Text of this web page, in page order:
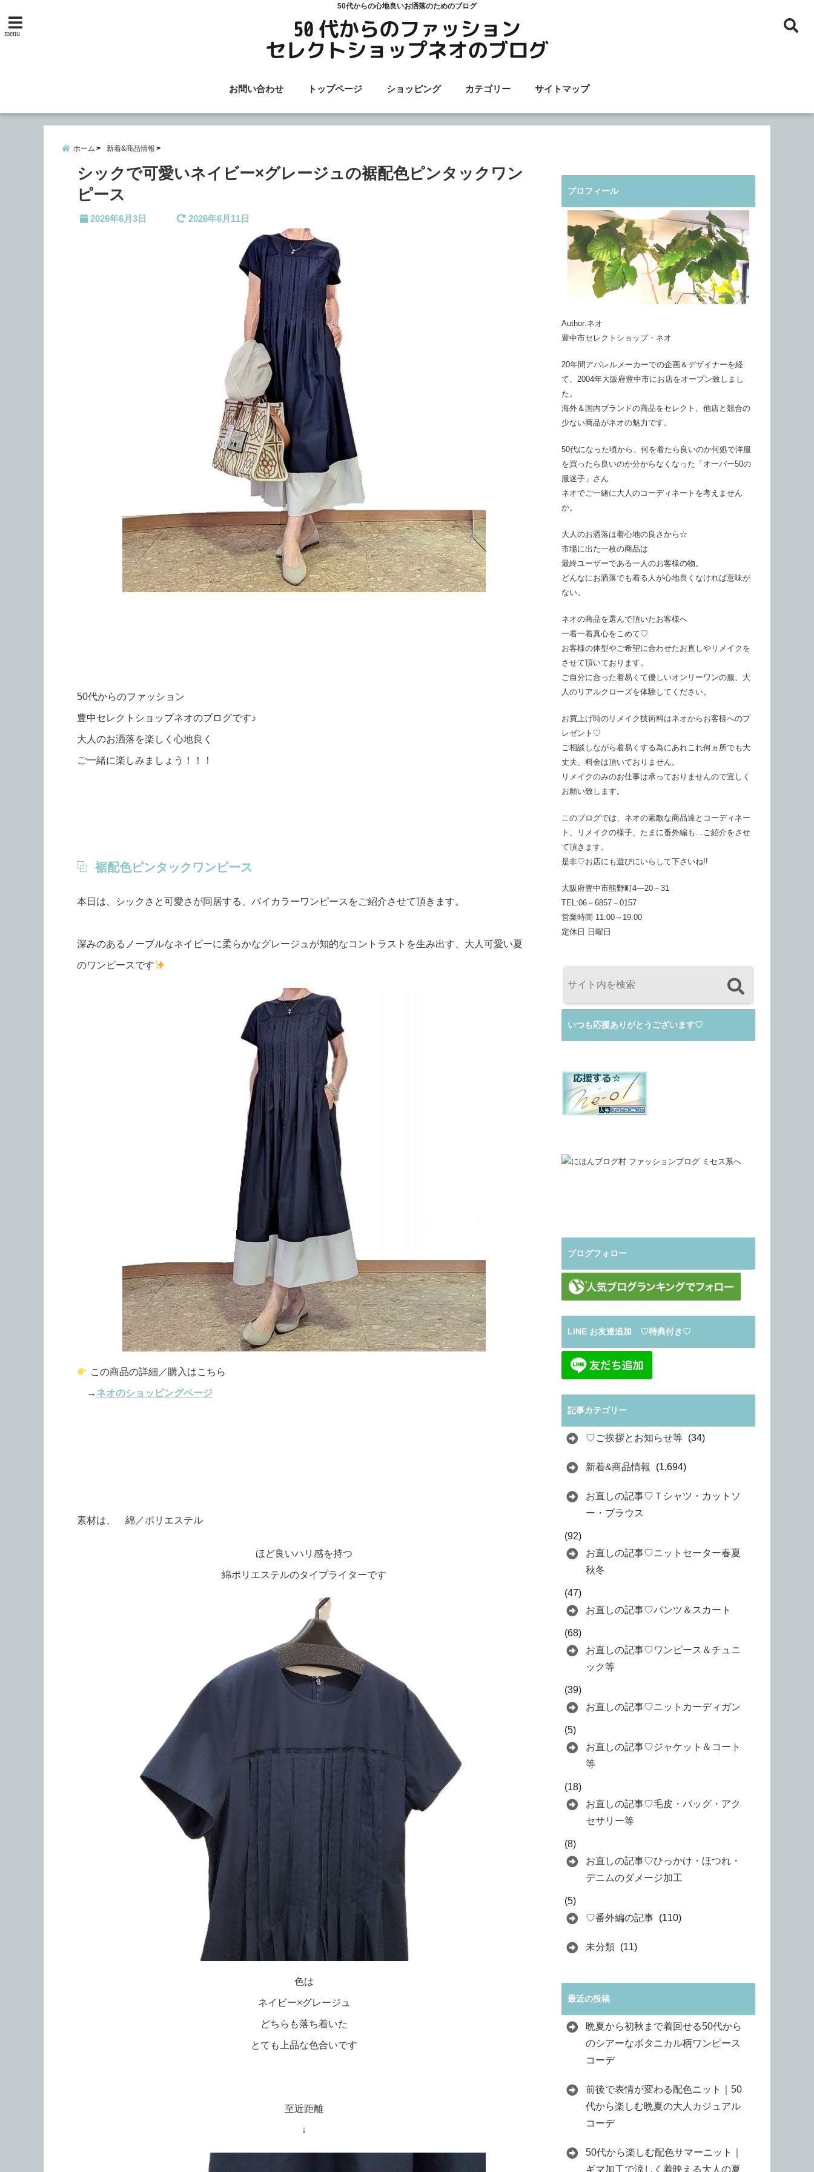
50代からの心地良いお洒落のためのブログ
menu
お問い合わせ トップページ ショッピング カテゴリー サイトマップ
ホーム 新着&商品情報
シックで可愛いネイビー×グレージュの裾配色ピンタックワン
ピース
2026年6月3日 2026年6月11日
50代からのファッション
豊中セレクトショップネオのブログです♪
大人のお洒落を楽しく心地良く
ご一緒に楽しみましょう！！！
裾配色ピンタックワンピース
本日は、シックさと可愛さが同居する、バイカラーワンピースをご紹介させて頂きます。
深みのあるノーブルなネイビーに柔らかなグレージュが知的なコントラストを生み出す、大人可愛い夏
のワンピースです
この商品の詳細／購入はこちら
→ ネオのショッピングページ
素材は、 綿／ポリエステル
ほど良いハリ感を持つ
綿ポリエステルのタイプライターです
色は
ネイビー×グレージュ
どちらも落ち着いた
とても上品な色合いです
至近距離
↓
プロフィール
Author:ネオ
豊中市セレクトショップ・ネオ
20年間アパレルメーカーでの企画＆デザイナーを経
て、2004年大阪府豊中市にお店をオープン致しまし
た。
海外＆国内ブランドの商品をセレクト、他店と競合の
少ない商品がネオの魅力です。
50代になった頃から、何を着たら良いのか何処で洋服
を買ったら良いのか分からなくなった「オーバー50の
服迷子」さん
ネオでご一緒に大人のコーディネートを考えません
か。
大人のお洒落は着心地の良さから☆
市場に出た一枚の商品は
最終ユーザーである一人のお客様の物。
どんなにお洒落でも着る人が心地良くなければ意味が
ない。
ネオの商品を選んで頂いたお客様へ
一着一着真心をこめて♡
お客様の体型やご希望に合わせたお直しやリメイクを
させて頂いております。
ご自分に合った着易くて優しいオンリーワンの服、大
人のリアルクローズを体験してください。
お買上げ時のリメイク技術料はネオからお客様へのプ
レゼント♡
ご相談しながら着易くする為にあれこれ何ヵ所でも大
丈夫、料金は頂いておりません。
リメイクのみのお仕事は承っておりませんので宜しく
お願い致します。
このブログでは、ネオの素敵な商品達とコーディネー
ト、リメイクの様子、たまに番外編も…ご紹介をさせ
て頂きます。
是非♡お店にも遊びにいらして下さいね!!
大阪府豊中市熊野町4―20－31
TEL:06－6857－0157
営業時間 11:00～19:00
定休日 日曜日
いつも応援ありがとうございます♡
ブログフォロー
LINE お友達追加 ♡特典付き♡
記事カテゴリー
♡ご挨拶とお知らせ等 (34)
新着&商品情報 (1,694)
お直しの記事♡Ｔシャツ・カットソ
ー・ブラウス
(92)
お直しの記事♡ニットセーター春夏
秋冬
(47)
お直しの記事♡パンツ＆スカート
(68)
お直しの記事♡ワンピース＆チュニ
ック等
(39)
お直しの記事♡ニットカーディガン
(5)
お直しの記事♡ジャケット＆コート
等
(18)
お直しの記事♡毛皮・バッグ・アク
セサリー等
(8)
お直しの記事♡ひっかけ・ほつれ・
デニムのダメージ加工
(5)
♡番外編の記事 (110)
未分類 (11)
最近の投稿
晩夏から初秋まで着回せる50代から
のシアーなボタニカル柄ワンピース
コーデ
前後で表情が変わる配色ニット｜50
代から楽しむ晩夏の大人カジュアル
コーデ
50代から楽しむ配色サマーニット｜
ギマ加工で涼しく着映える大人の夏